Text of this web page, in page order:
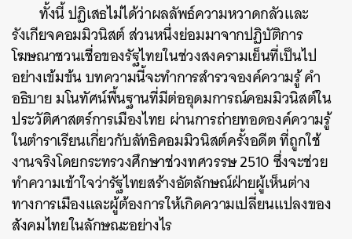
ทั้งนี้ ปฏิเสธไม่ได้ว่าผลลัพธ์ความหวาดกลัวและ
รังเกียจคอมมิวนิสต์ ส่วนหนึ่งย่อมมาจากปฏิบัติการ
โฆษณาชวนเชื่อของรัฐไทยในช่วงสงครามเย็นที่เป็นไป
อย่างเข้มข้น บทความนี้จะทำการสำรวจองค์ความรู้ คำ
อธิบาย มโนทัศน์พื้นฐานที่มีต่ออุดมการณ์คอมมิวนิสต์ใน
ประวัติศาสตร์การเมืองไทย ผ่านการถ่ายทอดองค์ความรู้
ในตำราเรียนเกี่ยวกับลัทธิคอมมิวนิสต์ครั้งอดีต ที่ถูกใช้
งานจริงโดยกระทรวงศึกษาช่วงทศวรรษ 2510 ซึ่งจะช่วย
ทำความเข้าใจว่ารัฐไทยสร้างอัตลักษณ์ฝ่ายผู้เห็นต่าง
ทางการเมืองและผู้ต้องการให้เกิดความเปลี่ยนแปลงของ
สังคมไทยในลักษณะอย่างไร